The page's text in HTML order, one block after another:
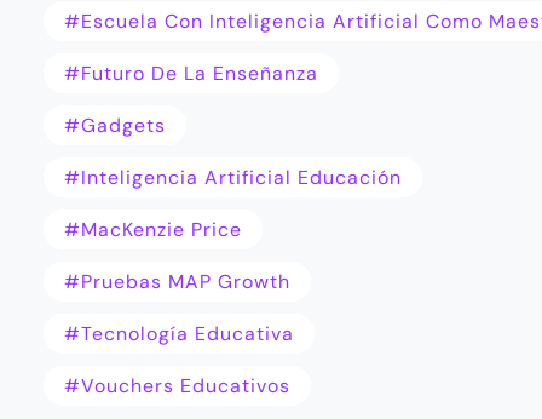
#escuela Con Inteligencia Artificial Como
#futuro De La Enseñanza
#gadgets
#inteligencia Artificial Educación
#MacKenzie Price
#pruebas MAP Growth
#Tecnología Educativa
#vouchers Educativos